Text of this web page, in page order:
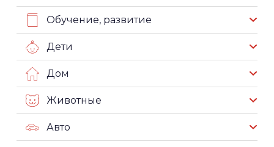
Обучение, развитие
Дети
Дом
Животные
Авто